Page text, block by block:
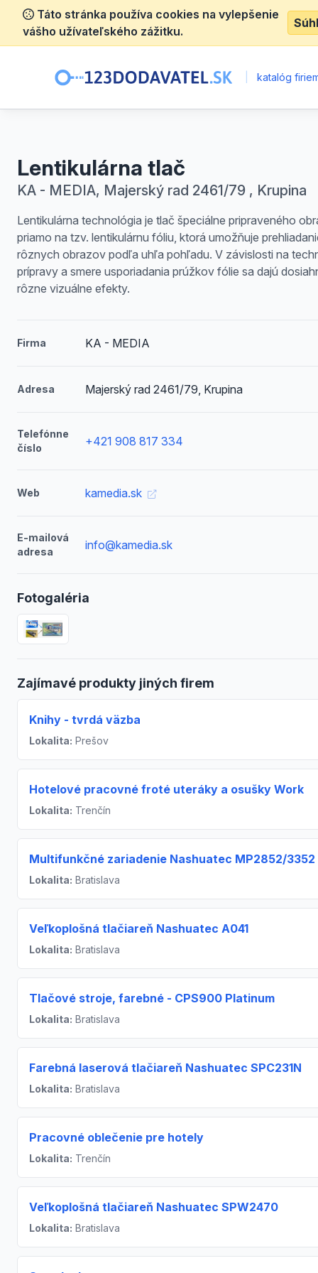
Táto stránka používa cookies na vylepšenie
vášho užívateľského zážitku.
katalóg
Lentikulárna tlač
KA - MEDIA, Majerský rad 2461/79 , Krupina
Lentikulárna technológia je tlač špeciálne pripraveného
priamo na tzv. lentikulárnu fóliu, ktorá umožňuje
rôznych obrazov podľa uhľa pohľadu. V závislosti na
prípravy a smere usporiadania prúžkov fólie sa dajú
rôzne vizuálne efekty.
Firma KA - MEDIA
Adresa Majerský rad 2461/79, Krupina
Telefónne
číslo
+421 908 817 334
Web kamedia.sk
E-mailová
adresa
info@kamedia.sk
Fotogaléria
Zajímavé produkty jiných firem
Knihy - tvrdá väzba
Lokalita: Prešov
Hotelové pracovné froté uteráky a osušky Work
Lokalita: Trenčín
Multifunkčné zariadenie Nashuatec MP2852/3352
Lokalita: Bratislava
Veľkoplošná tlačiareň Nashuatec A041
Lokalita: Bratislava
Tlačové stroje, farebné - CPS900 Platinum
Lokalita: Bratislava
Farebná laserová tlačiareň Nashuatec SPC231N
Lokalita: Bratislava
Pracovné oblečenie pre hotely
Lokalita: Trenčín
Veľkoplošná tlačiareň Nashuatec SPW2470
Lokalita: Bratislava